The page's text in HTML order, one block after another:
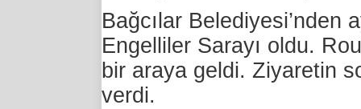
Bağcılar Belediyesi’nden
Engelliler Sarayı oldu.
bir araya geldi. Ziyaretin
verdi.